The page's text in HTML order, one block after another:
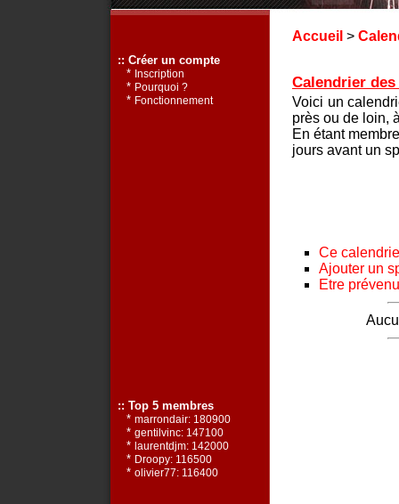
Accueil >
Calendrier
Voici un
près ou de loin,
En étant
jours avant un
Ce
Ajouter un
Etre
:: Créer un compte
* Inscription
* Pourquoi ?
* Fonctionnement
:: Top 5 membres
* marrondair: 180900
* gentilvinc: 147100
* laurentdjm: 142000
* Droopy: 116500
* olivier77: 116400